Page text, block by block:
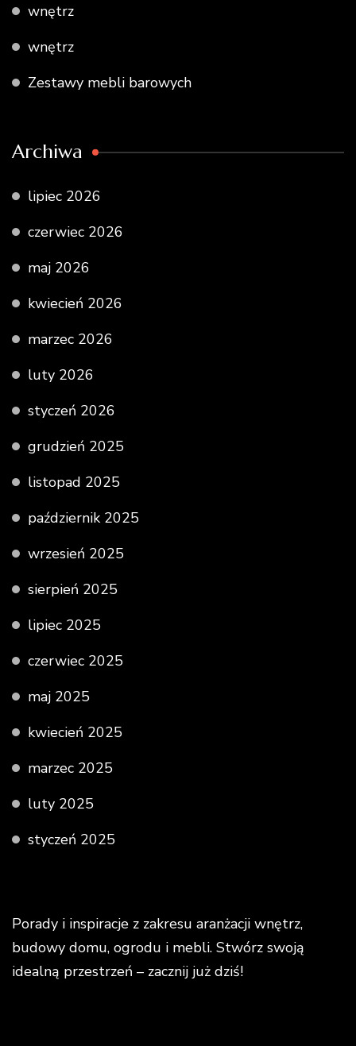
wnętrz
wnętrz
Zestawy mebli barowych
Archiwa
lipiec 2026
czerwiec 2026
maj 2026
kwiecień 2026
marzec 2026
luty 2026
styczeń 2026
grudzień 2025
listopad 2025
październik 2025
wrzesień 2025
sierpień 2025
lipiec 2025
czerwiec 2025
maj 2025
kwiecień 2025
marzec 2025
luty 2025
styczeń 2025
Porady i inspiracje z zakresu aranżacji wnętrz,
budowy domu, ogrodu i mebli. Stwórz swoją
idealną przestrzeń – zacznij już dziś!